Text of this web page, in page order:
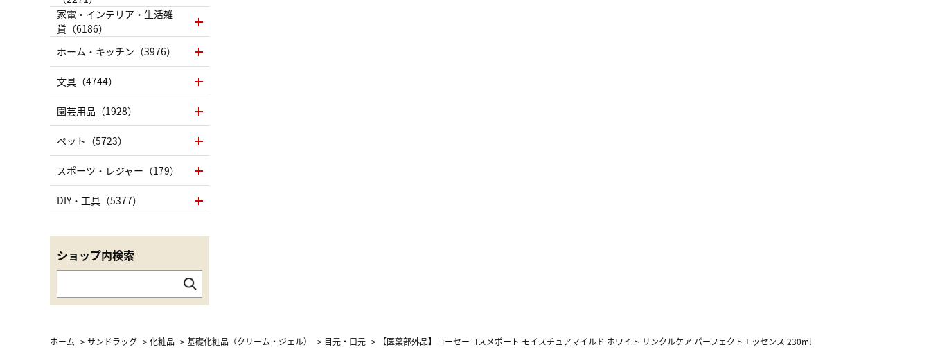
家電・インテリア・生活雑
貨（6186）
ホーム・キッチン（3976）
文具（4744）
園芸用品（1928）
ペット（5723）
スポーツ・レジャー（179）
DIY・工具（5377）
ショップ内検索
ホーム >サンドラッグ >化粧品 >基礎化粧品（クリーム・ジェル） > 目元・口元 > 【医薬部外品】コーセーコスメポート モイスチュアマイルド ホワイト リンクルケア パーフェクトエッセンス 230ml